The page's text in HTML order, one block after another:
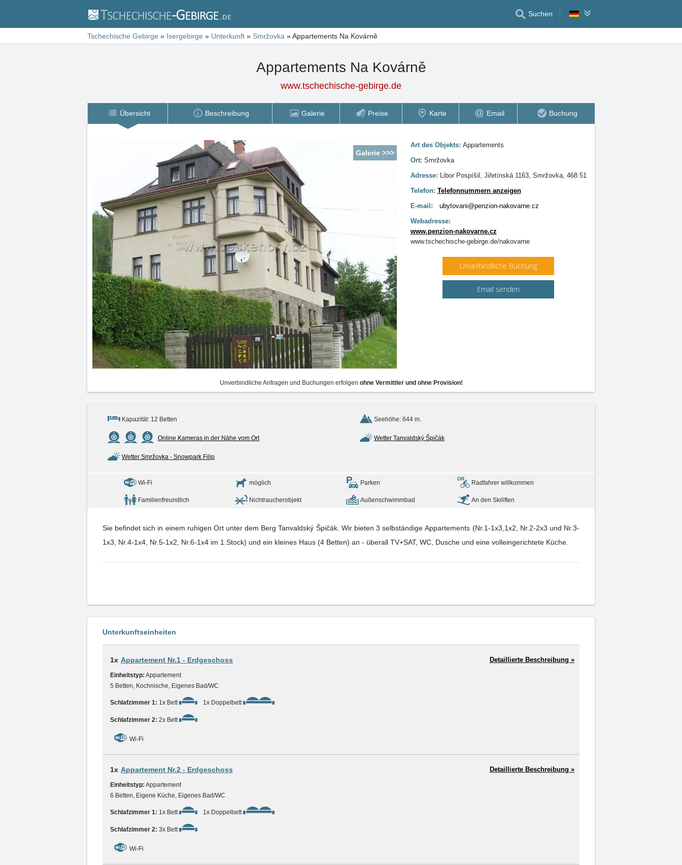
Suchen
Tschechische Gebirge » Isergebirge » Unterkunft » Smržovka »Appartements Na Kovárně
Appartements Na Kovárně
www.tschechische-gebirge.de
Übersicht Beschreibung Galerie Preise Karte Email Buchung
Galerie >>>
Art des Objekts: Appartements
Ort: Smržovka
Adresse: Libor Pospíšil, Jiřetínská 1163, Smržovka, 468 51
Telefon: Telefonnummern anzeigen
E-mail:
ubytovani@penzion-nakovarne.cz
Webadresse:
www.penzion-nakovarne.cz
www.tschechische-gebirge.de/nakovarne
Unverbindliche Buchung
Email senden
Unverbindliche Anfragen und Buchungen erfolgen ohne Vermittler und ohne Provision!
Kapazität: 12 Betten Seehöhe: 644 m.
Online Kameras in der Nähe vom Ort Wetter Tanvaldský Špičák
Wetter Smržovka - Snowpark Filip
Wi-Fi möglich Parken Radfahrer willkommen
Familienfreundlich Nichtraucherobjekt Außenschwimmbad An den Skiliften
Sie befindet sich in einem ruhigen Ort unter dem Berg Tanvaldský Špičák. Wir bieten 3 selbständige Appartements (Nr.1-1x3,1x2, Nr.2-2x3 und Nr.3-
1x3, Nr.4-1x4, Nr.5-1x2, Nr.6-1x4 im 1.Stock) und ein kleines Haus (4 Betten) an - überall TV+SAT, WC, Dusche und eine volleingerichtete Küche.
Unterkunftseinheiten
1x Appartement Nr.1 - Erdgeschoss
Einheitstyp: Appartement
5 Betten, Kochnische, Eigenes Bad/WC
Schlafzimmer 1: 1x Bett 1x Doppelbett
Schlafzimmer 2: 2x Bett
Wi-Fi
Detaillierte Beschreibung »
1x Appartement Nr.2 - Erdgeschoss
Einheitstyp: Appartement
6 Betten, Eigene Küche, Eigenes Bad/WC
Schlafzimmer 1: 1x Bett 1x Doppelbett
Schlafzimmer 2: 3x Bett
Wi-Fi
Detaillierte Beschreibung »